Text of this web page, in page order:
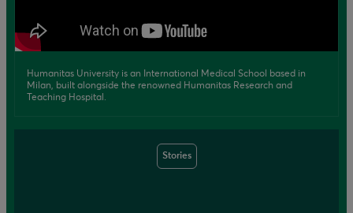
Humanitas University is an International Medical School based in
Milan, built alongside the renowned Humanitas Research and
Teaching Hospital.
Stories